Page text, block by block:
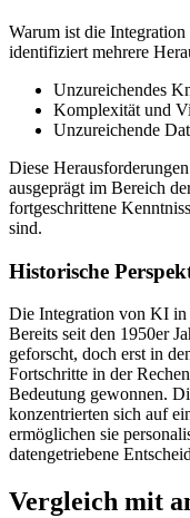
Warum ist die
identifiziert mehrere
Unzureichendes
Komplexität und
Unzureichende
Diese
ausgeprägt im Bereich
fortgeschrittene
sind.
Historische
Die Integration von KI in
Bereits seit den 1950er
geforscht, doch erst in
Fortschritte in der
Bedeutung gewonnen.
konzentrierten sich auf
ermöglichen sie
datengetriebene
Vergleich mit